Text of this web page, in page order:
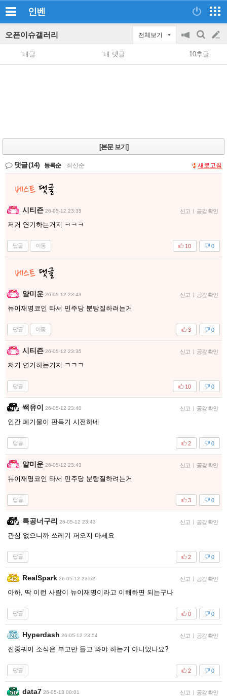
인벤
오픈이슈갤러리 전체보기
공
지
on/off
검
색
글
쓰
내글 내 댓글 10추글
[본문 보기]
댓글(14) 등록순 최신순 새로고침
시티즌 26-05-12 23:35 신고 | 공감 확인
저거 연기하는거지 ㅋㅋㅋ
답글 이동 0
10
얄미운 26-05-12 23:43 신고 | 공감 확인
뉴이재명코인 타서 민주당 분탕질하려는거
답글 이동 0
3
시티즌 26-05-12 23:35 신고 | 공감 확인
저거 연기하는거지 ㅋㅋㅋ
답글 0
10
쌕유이 26-05-12 23:40 신고 | 공감 확인
인간 폐기물이 판독기 시전하네
답글 0
2
얄미운 26-05-12 23:43 신고 | 공감 확인
뉴이재명코인 타서 민주당 분탕질하려는거
답글 0
3
특공너구리 26-05-12 23:43 신고 | 공감 확인
관심 없으니까 쓰레기 퍼오지 마세요
답글 0
2
RealSpark 26-05-12 23:52 신고 | 공감 확인
아하, 딱 이런 사람이 뉴이재명이라고 이해하면 되는구나
답글 0
0
Hyperdash 26-05-12 23:54 신고 | 공감 확인
진중궈이 소식은 부고만 들고 와야 하는거 아니었나요?
답글 0
2
data7 26-05-13 00:01 신고 | 공감 확인